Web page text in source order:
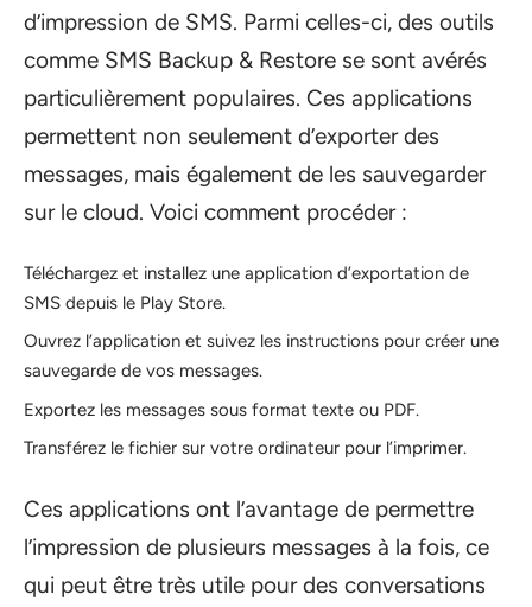
d’impression de SMS. Parmi celles-ci, des outils
comme SMS Backup & Restore se sont avérés
particulièrement populaires. Ces applications
permettent non seulement d’exporter des
messages, mais également de les sauvegarder
sur le cloud. Voici comment procéder :
Téléchargez et installez une application d’exportation de
SMS depuis le Play Store.
Ouvrez l’application et suivez les instructions pour créer une
sauvegarde de vos messages.
Exportez les messages sous format texte ou PDF.
Transférez le fichier sur votre ordinateur pour l’imprimer.
Ces applications ont l’avantage de permettre
l’impression de plusieurs messages à la fois, ce
qui peut être très utile pour des conversations